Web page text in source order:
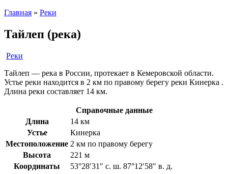
Главная » Реки
Тайлеп (река)
Реки
Тайлеп — река в России, протекает в Кемеровской области.
Устье реки находится в 2 км по правому берегу реки Кинерка .
Длина реки составляет 14 км.
Справочные данные
Длина
14 км
Устье
Кинерка
Местоположение 2 км по правому берегу
Высота
221 м
Координаты
53°28′31″ с. ш. 87°12′58″ в. д.